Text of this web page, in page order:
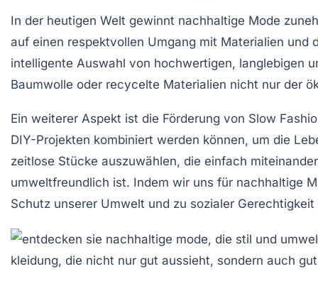
In der heutigen Welt gewinnt nachhaltige Mode
auf einen respektvollen Umgang mit Materialien
intelligente Auswahl von hochwertigen, langlebigen
Baumwolle oder recycelte Materialien nicht nur der
Ein weiterer Aspekt ist die Förderung von Slow
DIY-Projekten kombiniert werden können, um die
zeitlose Stücke auszuwählen, die einfach
umweltfreundlich ist. Indem wir uns für nachhaltige
Schutz unserer Umwelt und zu sozialer